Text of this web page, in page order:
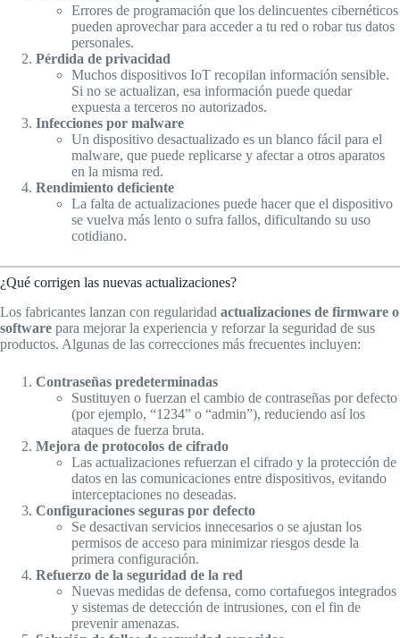
Errores de programación que los delincuentes cibernéticos
pueden aprovechar para acceder a tu red o robar tus datos
personales.
Pérdida de privacidad
Muchos dispositivos IoT recopilan información sensible.
Si no se actualizan, esa información puede quedar
expuesta a terceros no autorizados.
Infecciones por malware
Un dispositivo desactualizado es un blanco fácil para el
malware, que puede replicarse y afectar a otros aparatos
en la misma red.
Rendimiento deficiente
La falta de actualizaciones puede hacer que el dispositivo
se vuelva más lento o sufra fallos, dificultando su uso
cotidiano.
¿Qué corrigen las nuevas actualizaciones?
Los fabricantes lanzan con regularidad actualizaciones de firmware o
software para mejorar la experiencia y reforzar la seguridad de sus
productos. Algunas de las correcciones más frecuentes incluyen:
Contraseñas predeterminadas
Sustituyen o fuerzan el cambio de contraseñas por defecto
(por ejemplo, “1234” o “admin”), reduciendo así los
ataques de fuerza bruta.
Mejora de protocolos de cifrado
Las actualizaciones refuerzan el cifrado y la protección de
datos en las comunicaciones entre dispositivos, evitando
interceptaciones no deseadas.
Configuraciones seguras por defecto
Se desactivan servicios innecesarios o se ajustan los
permisos de acceso para minimizar riesgos desde la
primera configuración.
Refuerzo de la seguridad de la red
Nuevas medidas de defensa, como cortafuegos integrados
y sistemas de detección de intrusiones, con el fin de
prevenir amenazas.